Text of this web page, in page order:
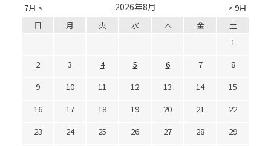
7月 < > 9月
2026年8月
日 月 火 水 木 金
土
1
2
3 4 5 6 7
8
9
10 11 12 13 14
15
16
17 18 19 20 21
22
23
24 25 26 27 28
29